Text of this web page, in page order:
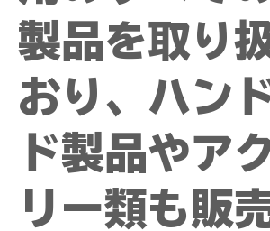
製品を取り
おり、ハン
ド製品やア
リー類も販